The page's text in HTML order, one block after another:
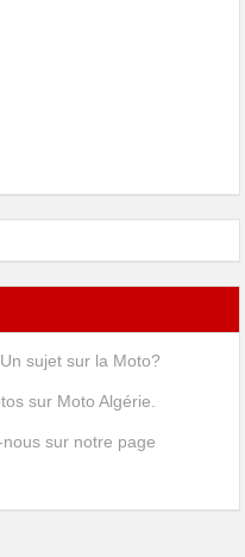
sujet sur la Moto?
sur Moto Algérie.
nous sur notre page